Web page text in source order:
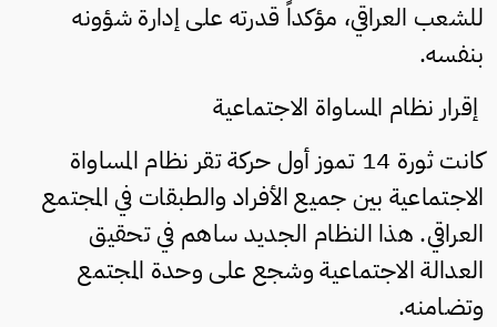
للشعب العراقي، مؤكداً قدرته على إدارة شؤونه
بنفسه.
إقرار نظام المساواة الاجتماعية
كانت ثورة 14 تموز أول حركة تقر نظام المساواة
الاجتماعية بين جميع الأفراد والطبقات في المجتمع
العراقي. هذا النظام الجديد ساهم في تحقيق
العدالة الاجتماعية وشجع على وحدة المجتمع
وتضامنه.